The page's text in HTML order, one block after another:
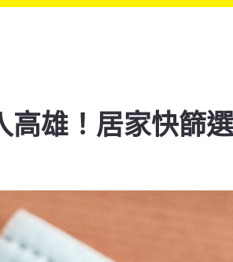
雄！居家快篩選